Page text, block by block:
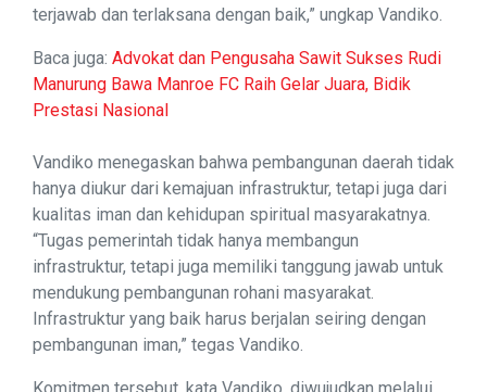
terjawab dan terlaksana dengan baik,” ungkap Vandiko.
Baca juga: Advokat dan Pengusaha Sawit Sukses Rudi
Manurung Bawa Manroe FC Raih Gelar Juara, Bidik
Prestasi Nasional
Vandiko menegaskan bahwa pembangunan daerah tidak
hanya diukur dari kemajuan infrastruktur, tetapi juga dari
kualitas iman dan kehidupan spiritual masyarakatnya.
“Tugas pemerintah tidak hanya membangun
infrastruktur, tetapi juga memiliki tanggung jawab untuk
mendukung pembangunan rohani masyarakat.
Infrastruktur yang baik harus berjalan seiring dengan
pembangunan iman,” tegas Vandiko.
Komitmen tersebut, kata Vandiko, diwujudkan melalui